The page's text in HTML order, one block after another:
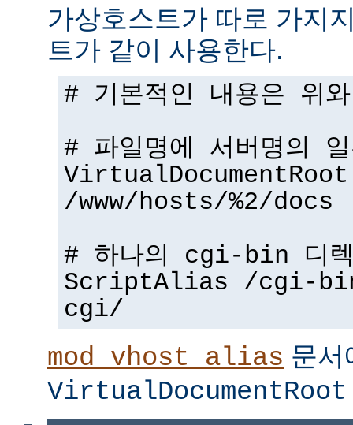
가상호스트가 따로 가지
트가 같이 사용한다.
# 기본적인 내용은 위
# 파일명에 서버명의
VirtualDocumentRoot
/www/hosts/%2/docs
# 하나의 cgi-bin 디렉
ScriptAlias /cgi-
cgi/
mod_vhost_alias 문서
VirtualDocumentRoot